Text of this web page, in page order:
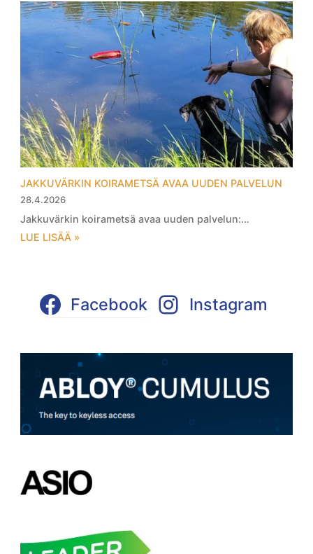
JAKKUVÄRKIN KOIRAMETSÄ AVAA UUDEN PALVELUN
28.4.2026
Jakkuvärkin koirametsä avaa uuden palvelun:…
LUE LISÄÄ »
Facebook Instagram